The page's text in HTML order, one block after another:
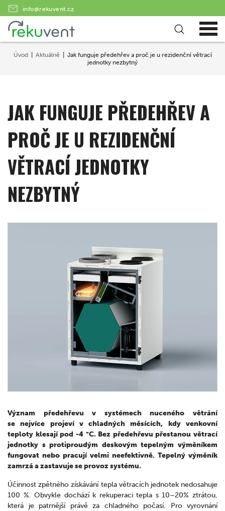
info@rekuvent.cz
Úvod Aktuálně
Jak funguje předehřev a proč je u rezidenční větrací
jednotky nezbytný
JAK FUNGUJE PŘEDEHŘEV A
PROČ JE U REZIDENČNÍ
VĚTRACÍ JEDNOTKY
NEZBYTNÝ
Význam předehřevu v systémech nuceného větrání
se nejvíce projeví v chladných měsících, kdy venkovní
teploty klesají pod -4 °C. Bez předehřevu přestanou větrací
jednotky s protiproudým deskovým tepelným výměníkem
fungovat nebo pracují velmi neefektivně. Tepelný výměník
zamrzá a zastavuje se provoz systému.
Účinnost zpětného získávání tepla větracích jednotek nedosahuje
100 %. Obvykle dochází k rekuperaci tepla s 10–20% ztrátou,
která je patrnější právě za chladného počasí. Pro vyrovnání